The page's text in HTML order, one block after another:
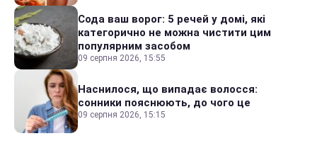
Сода ваш ворог: 5 речей у домі, які
категорично не можна чистити цим
популярним засобом
09 серпня 2026, 15:55
Наснилося, що випадає волосся:
сонники пояснюють, до чого це
09 серпня 2026, 15:15